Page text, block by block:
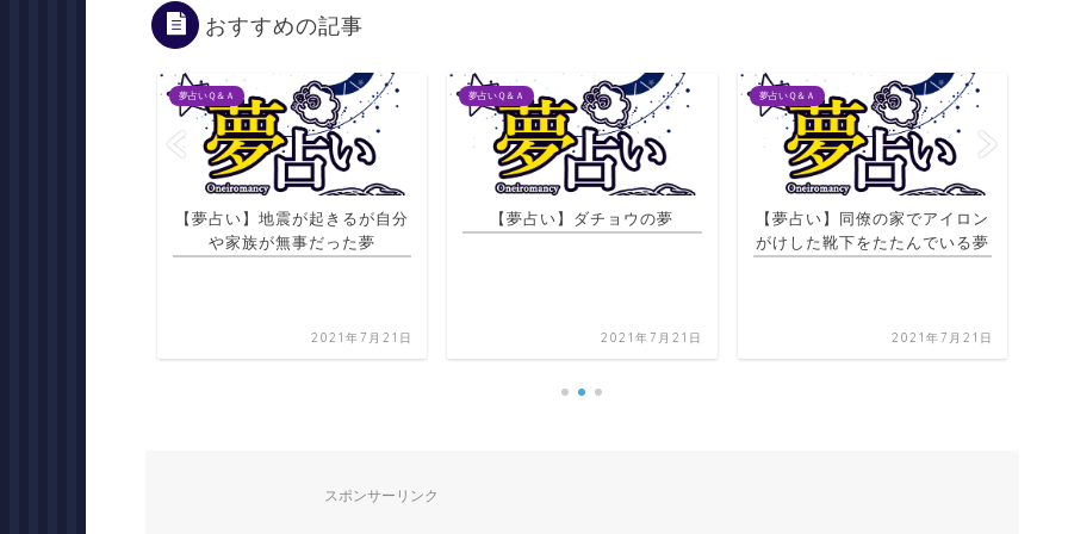
おすすめの記事
夢占いＱ＆Ａ
【夢占い】地震が起きるが自分
や家族が無事だった夢
2021年7月21日
夢占いＱ＆Ａ
【夢占い】ダチョウの夢
2021年7月21日
夢占いＱ＆Ａ
【夢占い】同僚の家でアイロン
がけした靴下をたたんでいる夢
2021年7月21日
スポンサーリンク